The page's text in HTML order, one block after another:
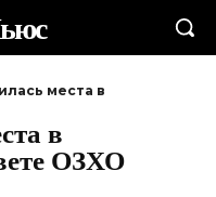
места в
в
ОЗХО